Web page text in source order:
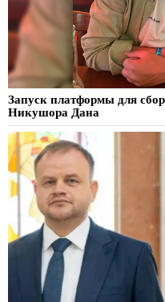
Запуск платформы для
Никушора Дана